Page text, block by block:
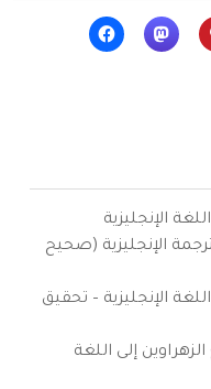
الإنجليزية
الإنجليزية (صحيح
الإنجليزية – تحقيق
إلى اللغة